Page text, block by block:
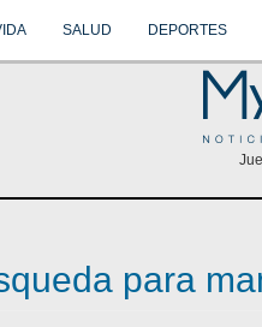
SALUD DEPORTES
para